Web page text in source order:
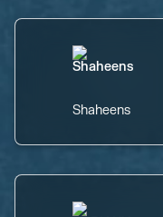
Shaheens